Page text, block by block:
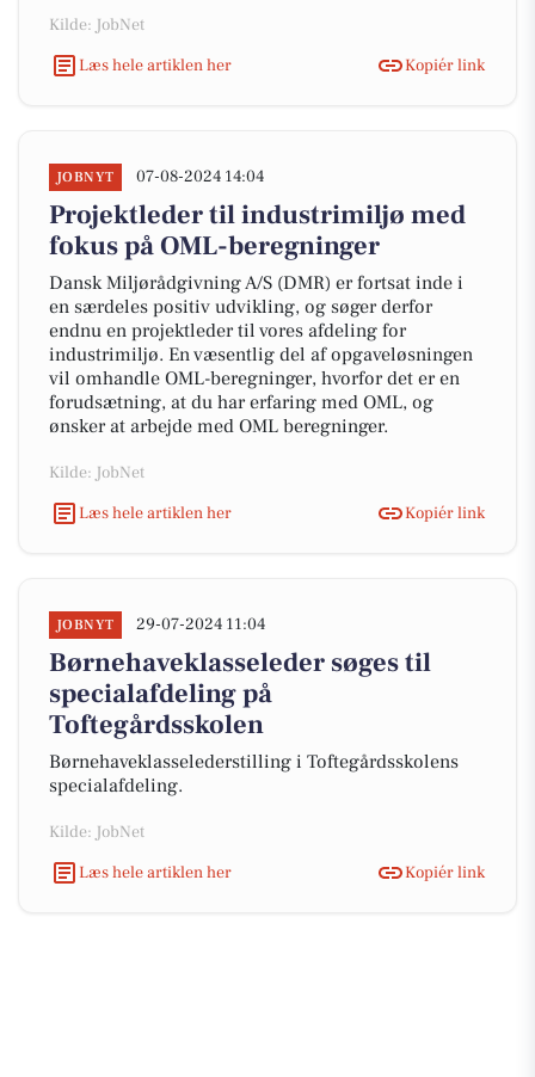
Kilde: JobNet
Læs hele artiklen her
Kopiér link
JOBNYT 07-08-2024 14:04
Projektleder til industrimiljø med
fokus på OML-beregninger
Dansk Miljørådgivning A/S (DMR) er fortsat inde i
en særdeles positiv udvikling, og søger derfor
endnu en projektleder til vores afdeling for
industrimiljø. En væsentlig del af opgaveløsningen
vil omhandle OML-beregninger, hvorfor det er en
forudsætning, at du har erfaring med OML, og
ønsker at arbejde med OML beregninger.
Kilde: JobNet
Læs hele artiklen her
Kopiér link
JOBNYT 29-07-2024 11:04
Børnehaveklasseleder søges til
specialafdeling på
Toftegårdsskolen
Børnehaveklasselederstilling i Toftegårdsskolens
specialafdeling.
Kilde: JobNet
Læs hele artiklen her
Kopiér link